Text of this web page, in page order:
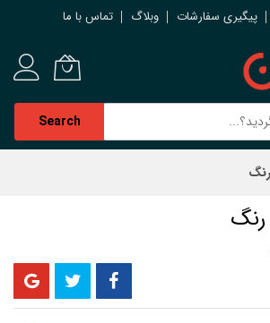
پیگیری سفارشات وبلاگ تماس با ما
Search